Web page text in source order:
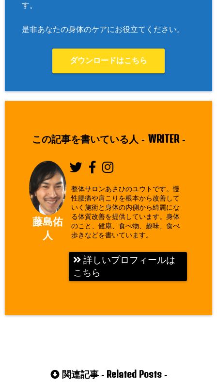
す。
是非あなたの身体のケアにお役立てください。
ダウンロードはこちら
この記事を書いている人 - WRITER-
藤島佑
人
整体サロンあさひのユウトです。慢
性腰痛や肩こりを根本から改善して
いく施術と身体の内側から綺麗にな
る体質改善を提供しています。身体
のこと、健康、食べ物、趣味、食べ
歩きなどを書いています。
詳しいプロフィールは
こちら
関連記事 - Related Posts-